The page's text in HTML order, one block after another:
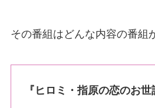
その番組はどんな内容の番組
『ヒロミ・指原の恋のお世